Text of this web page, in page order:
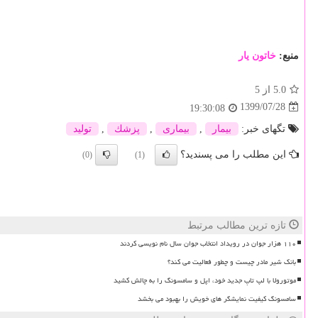
منبع: خاتون یار
5.0 از 5
1399/07/28
19:30:08
تگهای خبر:
بیمار بیماری پزشك تولید
این مطلب را می پسندید؟ (1)
(0)
تازه ترین مطالب مرتبط
۱۱۰ هزار جوان در رویداد انتخاب جوان سال نام نویسی کردند
بانک شیر مادر چیست و چطور فعالیت می کند؟
موتورولا با لپ تاپ جدید خود، اپل و سامسونگ را به چالش کشید
سامسونگ کیفیت نمایشگر های خویش را بهبود می بخشد